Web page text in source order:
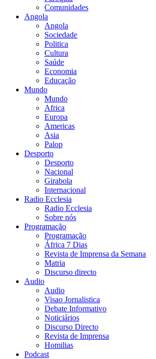
Comunidades
Angola
Angola
Sociedade
Politica
Cultura
Saúde
Economia
Educação
Mundo
Mundo
Africa
Europa
Americas
Asia
Palop
Desporto
Desporto
Nacional
Girabola
Internacional
Radio Ecclesia
Radio Ecclesia
Sobre nós
Programação
Programação
África 7 Dias
Revista de Imprensa da Semana
Matria
Discurso directo
Audio
Audio
Visao Jornalistica
Debate Informativo
Noticiários
Discurso Directo
Revista de Imprensa
Homilias
Podcast